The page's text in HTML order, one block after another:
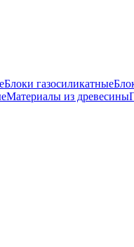
Блоки газосиликатные
Материалы из древесины